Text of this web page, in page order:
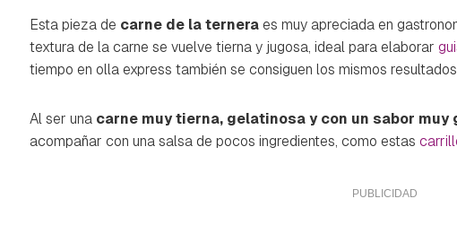
Esta pieza de carne de la terneraes muy apreciada en
textura de la carne se vuelve tierna y jugosa, ideal para elaborar
tiempo en olla express también se consiguen los mismos
Al ser una carne muy tierna, gelatinosa y con un sabor muy
acompañar con una salsa de pocos ingredientes, como estas